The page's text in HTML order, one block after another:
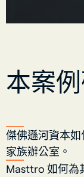
本案
傑佛遜河資本
家族辦公室。
Masttro 如何為